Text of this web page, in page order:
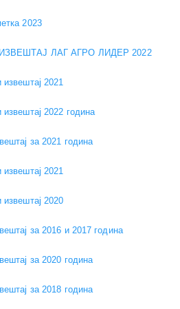
2023
ЛАГ АГРО ЛИДЕР 2022
2021
2022 година
за 2021 година
2021
2020
за 2016 и 2017 година
за 2020 година
за 2018 година